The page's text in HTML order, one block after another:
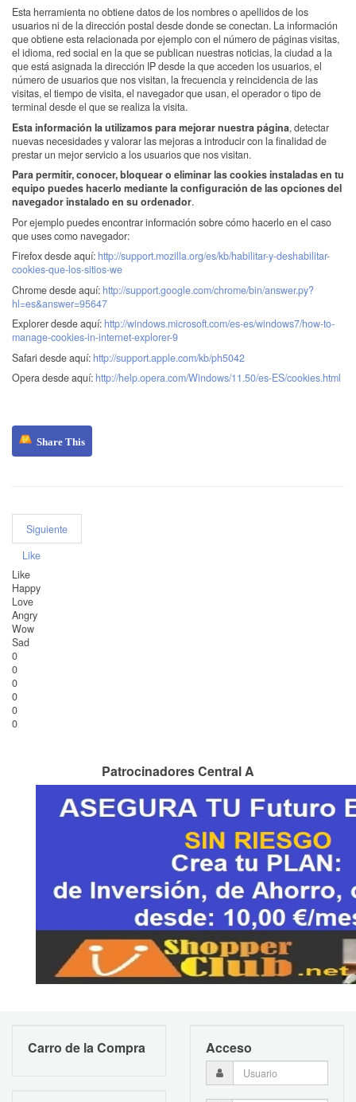
Esta herramienta no obtiene datos de los nombres o apellidos de los
usuarios ni de la dirección postal desde donde se conectan. La información
que obtiene esta relacionada por ejemplo con el número de páginas visitas,
el idioma, red social en la que se publican nuestras noticias, la ciudad a la
que está asignada la dirección IP desde la que acceden los usuarios, el
número de usuarios que nos visitan, la frecuencia y reincidencia de las
visitas, el tiempo de visita, el navegador que usan, el operador o tipo de
terminal desde el que se realiza la visita.
Esta información la utilizamos para mejorar nuestra página, detectar
nuevas necesidades y valorar las mejoras a introducir con la finalidad de
prestar un mejor servicio a los usuarios que nos visitan.
Para permitir, conocer, bloquear o eliminar las cookies instaladas en tu
equipo puedes hacerlo mediante la configuración de las opciones del
navegador instalado en su ordenador.
Por ejemplo puedes encontrar información sobre cómo hacerlo en el caso
que uses como navegador:
Firefox desde aquí: http://support.mozilla.org/es/kb/habilitar-y-deshabilitar-
cookies-que-los-sitios-we
Chrome desde aquí: http://support.google.com/chrome/bin/answer.py?
hl=es&answer=95647
Explorer desde aquí: http://windows.microsoft.com/es-es/windows7/how-to-
manage-cookies-in-internet-explorer-9
Safari desde aquí: http://support.apple.com/kb/ph5042
Opera desde aquí: http://help.opera.com/Windows/11.50/es-ES/cookies.html
Siguiente
Like
Like
Happy
Love
Angry
Wow
Sad
0
0
0
0
0
0
Patrocinadores Central A
Carro de la Compra Acceso